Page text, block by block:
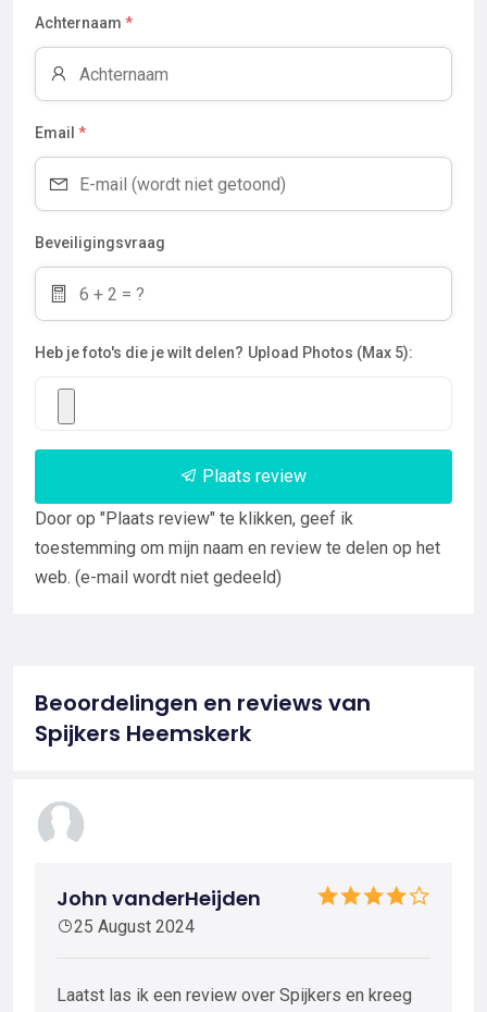
Achternaam *
Email *
Beveiligingsvraag
Heb je foto's die je wilt delen? Upload Photos (Max 5):
Plaats review
Door op "Plaats review" te klikken, geef ik
toestemming om mijn naam en review te delen op het
web. (e-mail wordt niet gedeeld)
Beoordelingen en reviews van
Spijkers Heemskerk
John vanderHeijden
25 August 2024
Laatst las ik een review over Spijkers en kreeg